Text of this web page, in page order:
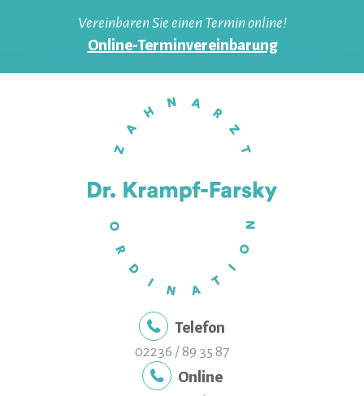
Vereinbaren Sie einen Termin online!
Online-Terminvereinbarung
Telefon
02236 / 89 35 87
Online